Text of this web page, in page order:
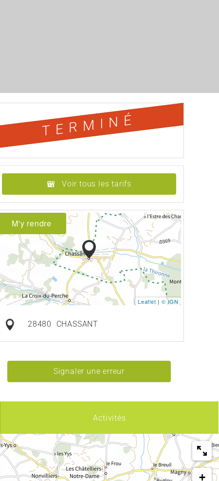
TERMINÉ
Voir tous les tarifs
M'y rendre
Leaflet | © IGN
28480 CHASSANT
Signaler une erreur
Activités
+